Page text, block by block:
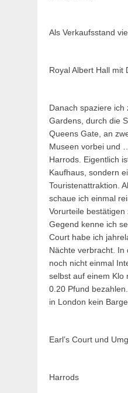
Als Verkaufsstand
Royal Albert Hall mit
Danach spaziere ich
Gardens, durch die
Queens Gate, an
Museen vorbei und
Harrods. Eigentlich
Kaufhaus, sondern
Touristenattraktion.
schaue ich einmal
Vorurteile bestätigen
Gegend kenne ich
Court habe ich
Nächte verbracht. In
noch nicht einmal
selbst auf einem Klo
0.20 Pfund
in London kein
Earl’s Court und
Harrods